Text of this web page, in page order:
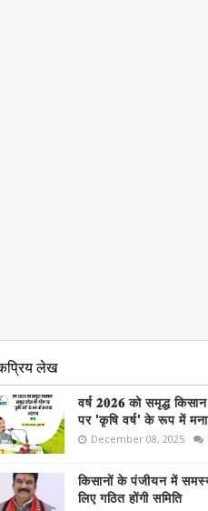
लेख
वर्ष 𝟐𝟎𝟐𝟔 को समृद्ध
पर 'कृषि वर्ष' के रूप में
December 08, 2025
किसानों के पंजीयन में
लिए गठित होंगी समिति